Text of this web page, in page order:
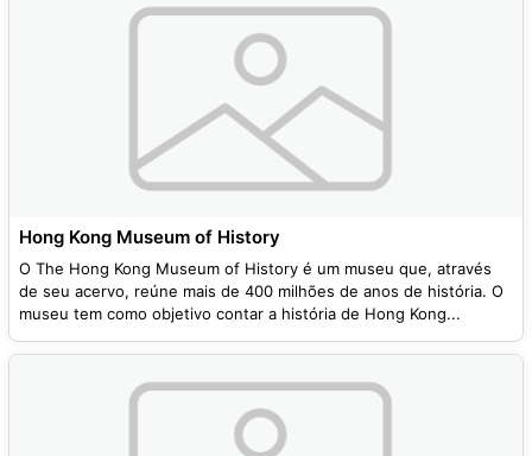
Hong Kong Museum of History
O The Hong Kong Museum of History é um museu que, através
de seu acervo, reúne mais de 400 milhões de anos de história. O
museu tem como objetivo contar a história de Hong Kong...